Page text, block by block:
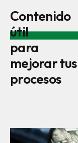
Contenido
útil
para
mejorar tus
procesos